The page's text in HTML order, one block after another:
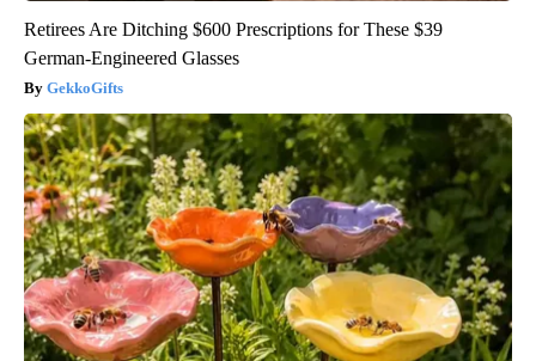
Retirees Are Ditching $600 Prescriptions for These $39
German-Engineered Glasses
GekkoGifts